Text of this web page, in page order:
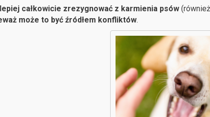
całkowicie zrezygnować z karmienia psów
może to być źródłem konfliktów.